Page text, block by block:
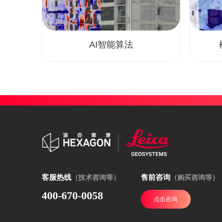
AI智能算法
客服热线 （技术咨询等）
400-670-0058
售前咨询 （购买咨询等）
点击咨询